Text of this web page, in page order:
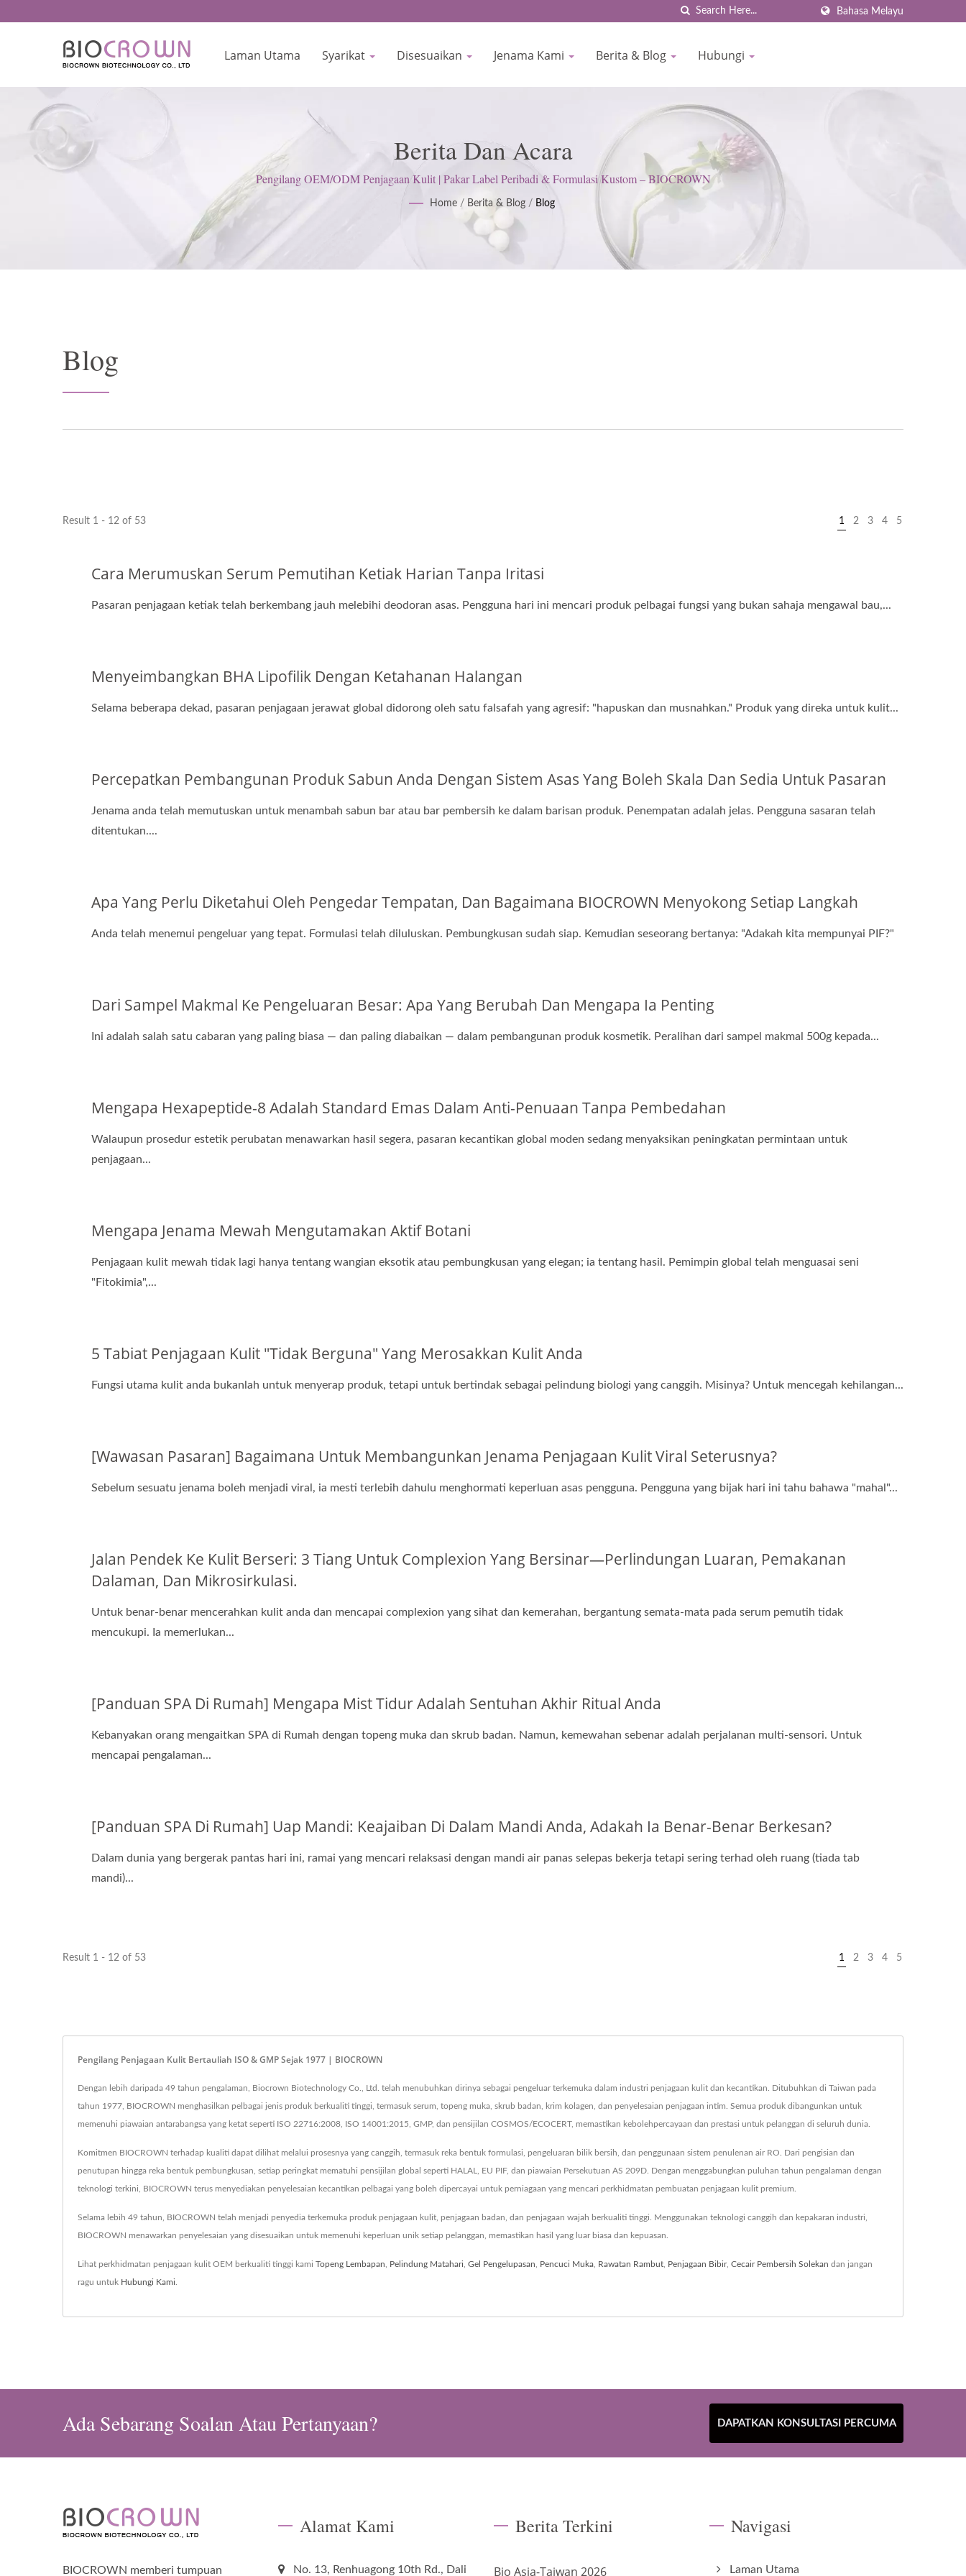
Bahasa Melayu
Laman Utama Syarikat Disesuaikan Jenama Kami Berita & Blog Hubungi
Berita Dan Acara
Pengilang OEM/ODM Penjagaan Kulit | Pakar Label Peribadi & Formulasi Kustom – BIOCROWN
Home / Berita & Blog / Blog
Blog
Result 1 - 12 of 53 1 2 3 4 5
Cara Merumuskan Serum Pemutihan Ketiak Harian Tanpa Iritasi
Pasaran penjagaan ketiak telah berkembang jauh melebihi deodoran asas. Pengguna hari ini mencari produk pelbagai fungsi yang bukan sahaja mengawal bau,...
Menyeimbangkan BHA Lipofilik Dengan Ketahanan Halangan
Selama beberapa dekad, pasaran penjagaan jerawat global didorong oleh satu falsafah yang agresif: "hapuskan dan musnahkan." Produk yang direka untuk kulit...
Percepatkan Pembangunan Produk Sabun Anda Dengan Sistem Asas Yang Boleh Skala Dan Sedia Untuk Pasaran
Jenama anda telah memutuskan untuk menambah sabun bar atau bar pembersih ke dalam barisan produk. Penempatan adalah jelas. Pengguna sasaran telah
ditentukan....
Apa Yang Perlu Diketahui Oleh Pengedar Tempatan, Dan Bagaimana BIOCROWN Menyokong Setiap Langkah
Anda telah menemui pengeluar yang tepat. Formulasi telah diluluskan. Pembungkusan sudah siap. Kemudian seseorang bertanya: "Adakah kita mempunyai PIF?"
Dari Sampel Makmal Ke Pengeluaran Besar: Apa Yang Berubah Dan Mengapa Ia Penting
Ini adalah salah satu cabaran yang paling biasa — dan paling diabaikan — dalam pembangunan produk kosmetik. Peralihan dari sampel makmal 500g kepada...
Mengapa Hexapeptide-8 Adalah Standard Emas Dalam Anti-Penuaan Tanpa Pembedahan
Walaupun prosedur estetik perubatan menawarkan hasil segera, pasaran kecantikan global moden sedang menyaksikan peningkatan permintaan untuk
penjagaan...
Mengapa Jenama Mewah Mengutamakan Aktif Botani
Penjagaan kulit mewah tidak lagi hanya tentang wangian eksotik atau pembungkusan yang elegan; ia tentang hasil. Pemimpin global telah menguasai seni
"Fitokimia",...
5 Tabiat Penjagaan Kulit "Tidak Berguna" Yang Merosakkan Kulit Anda
Fungsi utama kulit anda bukanlah untuk menyerap produk, tetapi untuk bertindak sebagai pelindung biologi yang canggih. Misinya? Untuk mencegah kehilangan...
[Wawasan Pasaran] Bagaimana Untuk Membangunkan Jenama Penjagaan Kulit Viral Seterusnya?
Sebelum sesuatu jenama boleh menjadi viral, ia mesti terlebih dahulu menghormati keperluan asas pengguna. Pengguna yang bijak hari ini tahu bahawa "mahal"...
Jalan Pendek Ke Kulit Berseri: 3 Tiang Untuk Complexion Yang Bersinar—Perlindungan Luaran, Pemakanan
Dalaman, Dan Mikrosirkulasi.
Untuk benar-benar mencerahkan kulit anda dan mencapai complexion yang sihat dan kemerahan, bergantung semata-mata pada serum pemutih tidak
mencukupi. Ia memerlukan...
[Panduan SPA Di Rumah] Mengapa Mist Tidur Adalah Sentuhan Akhir Ritual Anda
Kebanyakan orang mengaitkan SPA di Rumah dengan topeng muka dan skrub badan. Namun, kemewahan sebenar adalah perjalanan multi-sensori. Untuk
mencapai pengalaman...
[Panduan SPA Di Rumah] Uap Mandi: Keajaiban Di Dalam Mandi Anda, Adakah Ia Benar-Benar Berkesan?
Dalam dunia yang bergerak pantas hari ini, ramai yang mencari relaksasi dengan mandi air panas selepas bekerja tetapi sering terhad oleh ruang (tiada tab
mandi)...
Result 1 - 12 of 53 1 2 3 4 5
Pengilang Penjagaan Kulit Bertauliah ISO & GMP Sejak 1977 | BIOCROWN
Dengan lebih daripada 49 tahun pengalaman, Biocrown Biotechnology Co., Ltd. telah menubuhkan dirinya sebagai pengeluar terkemuka dalam industri penjagaan kulit dan kecantikan. Ditubuhkan di Taiwan pada
tahun 1977, BIOCROWN menghasilkan pelbagai jenis produk berkualiti tinggi, termasuk serum, topeng muka, skrub badan, krim kolagen, dan penyelesaian penjagaan intim. Semua produk dibangunkan untuk
memenuhi piawaian antarabangsa yang ketat seperti ISO 22716:2008, ISO 14001:2015, GMP, dan pensijilan COSMOS/ECOCERT, memastikan kebolehpercayaan dan prestasi untuk pelanggan di seluruh dunia.
Komitmen BIOCROWN terhadap kualiti dapat dilihat melalui prosesnya yang canggih, termasuk reka bentuk formulasi, pengeluaran bilik bersih, dan penggunaan sistem penulenan air RO. Dari pengisian dan
penutupan hingga reka bentuk pembungkusan, setiap peringkat mematuhi pensijilan global seperti HALAL, EU PIF, dan piawaian Persekutuan AS 209D. Dengan menggabungkan puluhan tahun pengalaman dengan
teknologi terkini, BIOCROWN terus menyediakan penyelesaian kecantikan pelbagai yang boleh dipercayai untuk perniagaan yang mencari perkhidmatan pembuatan penjagaan kulit premium.
Selama lebih 49 tahun, BIOCROWN telah menjadi penyedia terkemuka produk penjagaan kulit, penjagaan badan, dan penjagaan wajah berkualiti tinggi. Menggunakan teknologi canggih dan kepakaran industri,
BIOCROWN menawarkan penyelesaian yang disesuaikan untuk memenuhi keperluan unik setiap pelanggan, memastikan hasil yang luar biasa dan kepuasan.
Lihat perkhidmatan penjagaan kulit OEM berkualiti tinggi kami Topeng Lembapan Pelindung Matahari Gel Pengelupasan Pencuci Muka Rawatan Rambut Penjagaan Bibir, Cecair Pembersih Solekan dan jangan
ragu untuk Hubungi Kami
Ada Sebarang Soalan Atau Pertanyaan? DAPATKAN KONSULTASI PERCUMA
BIOCROWN memberi tumpuan
Alamat Kami
No. 13, Renhuagong 10th Rd., Dali
Berita Terkini
Bio Asia-Taiwan 2026
Navigasi
Laman Utama